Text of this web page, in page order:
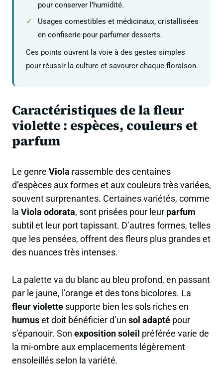
pour conserver l’humidité.
Usages comestibles et médicinaux, cristallisées
en confiserie pour parfumer desserts.
Ces points ouvrent la voie à des gestes simples
pour réussir la culture et savourer chaque floraison.
Caractéristiques de la fleur
violette : espèces, couleurs et
parfum
Le genre Viola rassemble des centaines
d’espèces aux formes et aux couleurs très variées,
souvent surprenantes. Certaines variétés, comme
la Viola odorata, sont prisées pour leur parfum
subtil et leur port tapissant. D’autres formes, telles
que les pensées, offrent des fleurs plus grandes et
des nuances très intenses.
La palette va du blanc au bleu profond, en passant
par le jaune, l’orange et des tons bicolores. La
fleur violette supporte bien les sols riches en
humuset doit bénéficier d’un sol adapté pour
s’épanouir. Son exposition soleil préférée varie de
la mi-ombre aux emplacements légèrement
ensoleillés selon la variété.